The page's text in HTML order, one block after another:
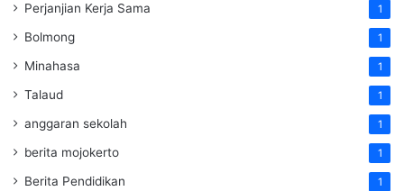
Perjanjian Kerja Sama 1
Bolmong 1
Minahasa 1
Talaud 1
anggaran sekolah 1
berita mojokerto 1
Berita Pendidikan 1